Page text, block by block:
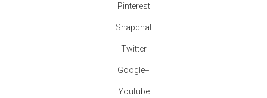
Pinterest
Snapchat
Twitter
Google+
Youtube